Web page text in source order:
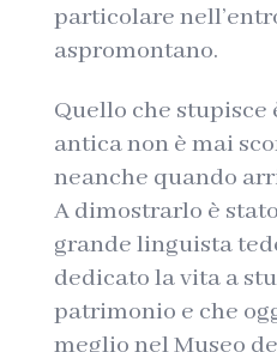
particolare
aspromontano.
Quello che stupisce
antica non è mai
neanche quando
A dimostrarlo è stato
grande linguista
dedicato la vita a
patrimonio e che
meglio nel Museo